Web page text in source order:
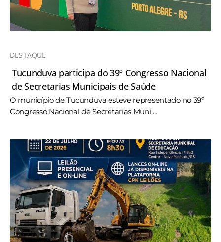
DESTAQUE
Tucunduva participa do 39º Congresso Nacional
de Secretarias Municipais de Saúde
O município de Tucunduva esteve representado no 39º
Congresso Nacional de Secretarias Muni ...